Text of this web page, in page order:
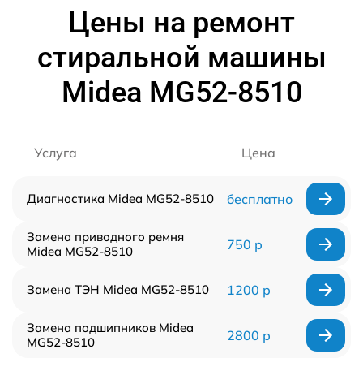
Цены на ремонт
стиральной машины
Midea MG52-8510
Услуга Цена
Диагностика Midea MG52-8510 бесплатно
Замена приводного ремня
Midea MG52-8510
750 р
Замена ТЭН Midea MG52-8510 1200 р
Замена подшипников Midea
MG52-8510
2800 р